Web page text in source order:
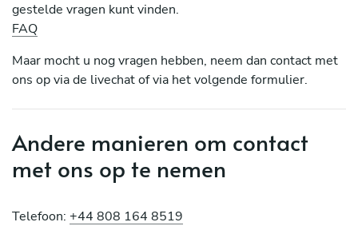
gestelde vragen kunt vinden.
FAQ
Maar mocht u nog vragen hebben, neem dan contact met
ons op via de livechat of via het volgende formulier.
Andere manieren om contact
met ons op te nemen
Telefoon: +44 808 164 8519